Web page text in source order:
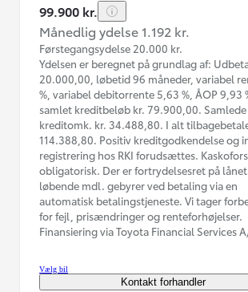
99.900 kr.
Månedlig ydelse 1.192 kr.
Førstegangsydelse 20.000 kr.
Ydelsen er beregnet på grundlag af:
20.000,00, løbetid 96 måneder, variabel
%, variabel debitorrente 5,63 %, ÅOP 9,93
samlet kreditbeløb kr. 79.900,00. Samlede
kreditomk. kr. 34.488,80. I alt
114.388,80. Positiv kreditgodkendelse og
registrering hos RKI forudsættes.
obligatorisk. Der er fortrydelsesret på
løbende mdl. gebyrer ved betaling via en
automatisk betalingstjeneste. Vi tager
for fejl, prisændringer og renteforhøjelser.
Finansiering via Toyota Financial Services
Vælg bil
Kontakt forhandler